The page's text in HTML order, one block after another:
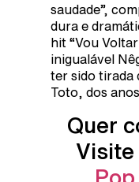
saudade”,
dura e
hit “Vou
inigualável
ter sido tirada
Toto, dos
Quer
Visite
Pop